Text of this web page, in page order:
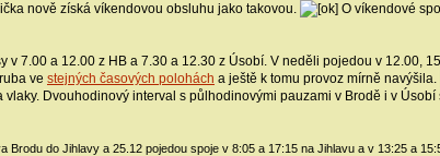
nově získá víkendovou obsluhu jako takovou.
O víkendové
7.00 a 12.00 z HB a 7.30 a 12.30 z Úsobí. V neděli pojedou v 12.00,
ve stejných časových polohách a ještě k tomu provoz mírně navýšila.
Dvouhodinový interval s půlhodinovými pauzami v Brodě i v Úsobí
Brodu do Jihlavy a 25.12 pojedou spoje v 8:05 a 17:15 na Jihlavu a v 13:25 a